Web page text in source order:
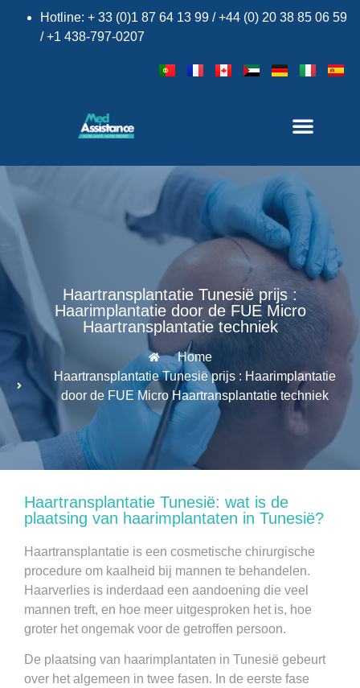
Hotline: + 33 (0)1 87 64 13 99 / +44 (0) 20 38 85 06 59
/ +1 438-797-0207
Haartransplantatie Tunesië prijs :
Haarimplantatie door de FUE Micro
Haartransplantatie techniek
Home
Haartransplantatie Tunesië prijs : Haarimplantatie
door de FUE Micro Haartransplantatie techniek
Haartransplantatie Tunesië: wat is de
plaatsing van haarimplantaten in Tunesië?
Haartransplantatie is een cosmetische chirurgische
procedure om kaalheid bij mannen te behandelen.
Haarverlies is inderdaad een aandoening die veel
mannen treft, en hoe meer uitgesproken het is, hoe
groter het ongemak voor de getroffen persoon.
De plaatsing van haarimplantaten in Tunesië gebeurt
over het algemeen in twee fasen. In de eerste fase